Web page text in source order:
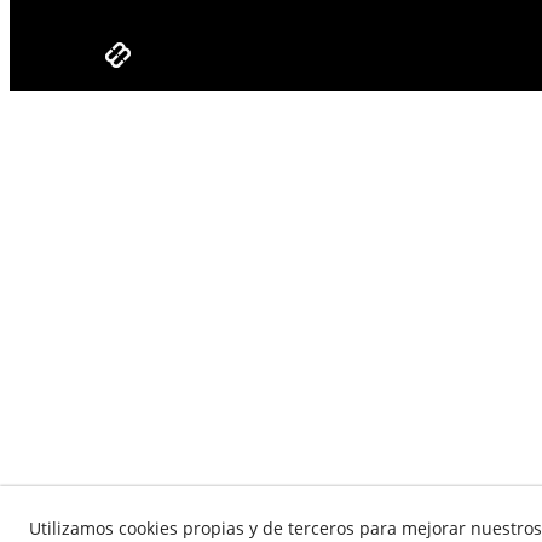
Utilizamos cookies propias y de terceros para mejorar